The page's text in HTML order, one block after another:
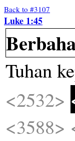
Back to #3107
Luke 1:45
Tuhan
<2532>
<3588>